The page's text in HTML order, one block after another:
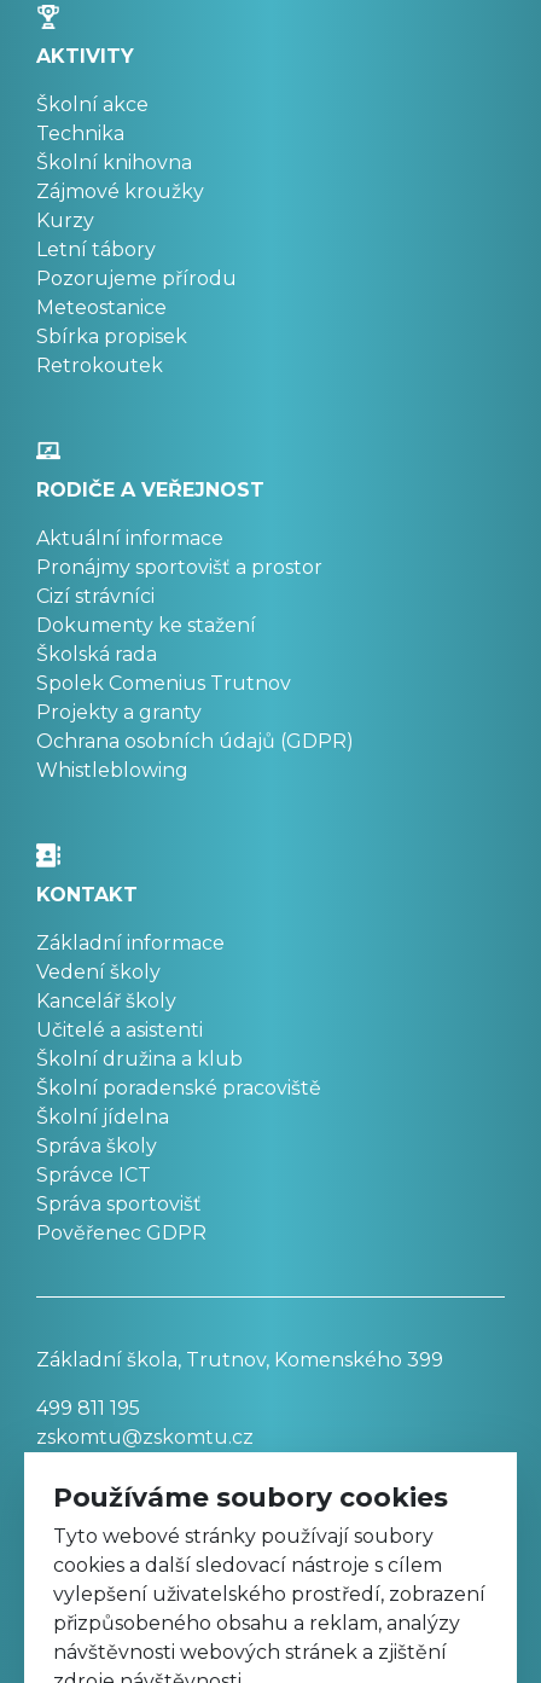
AKTIVITY
Školní akce
Technika
Školní knihovna
Zájmové kroužky
Kurzy
Letní tábory
Pozorujeme přírodu
Meteostanice
Sbírka propisek
Retrokoutek
RODIČE A VEŘEJNOST
Aktuální informace
Pronájmy sportovišť a prostor
Cizí strávníci
Dokumenty ke stažení
Školská rada
Spolek Comenius Trutnov
Projekty a granty
Ochrana osobních údajů (GDPR)
Whistleblowing
KONTAKT
Základní informace
Vedení školy
Kancelář školy
Učitelé a asistenti
Školní družina a klub
Školní poradenské pracoviště
Školní jídelna
Správa školy
Správce ICT
Správa sportovišť
Pověřenec GDPR
Základní škola, Trutnov, Komenského 399
499 811 195
zskomtu@zskomtu.cz
Prohlášení o přístupnosti stránek
Nastavení cookies
Používáme soubory cookies
Tyto webové stránky používají soubory
cookies a další sledovací nástroje s cílem
vylepšení uživatelského prostředí, zobrazení
přizpůsobeného obsahu a reklam, analýzy
návštěvnosti webových stránek a zjištění